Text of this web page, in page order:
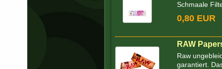
Schmaale
0,80 EUR
RAW
Raw
garantiert.